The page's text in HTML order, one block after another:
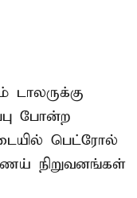
போன்ற
பெட்ரோல்
நிறுவனங்கள்